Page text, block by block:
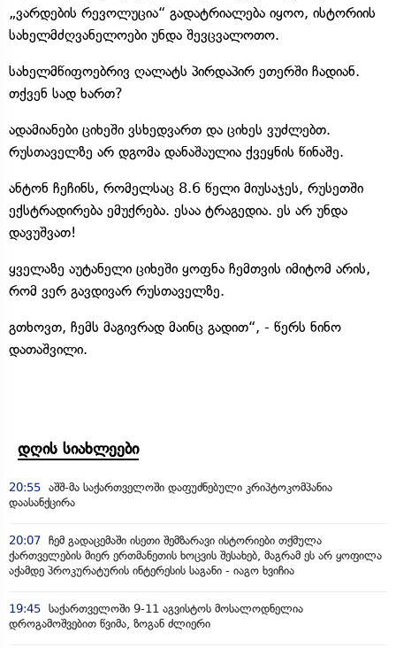
„ვარდების რევოლუცია“ გადატრიალება იყოო, ისტორიის
სახელმძღვანელოები უნდა შევცვალოთო.
სახელმწიფოებრივ ღალატს პირდაპირ ეთერში ჩადიან.
თქვენ სად ხართ?
ადამიანები ციხეში ვსხედვართ და ციხეს ვუძლებთ.
რუსთაველზე არ დგომა დანაშაულია ქვეყნის წინაშე.
ანტონ ჩეჩინს, რომელსაც 8.6 წელი მიუსაჯეს, რუსეთში
ექსტრადირება ემუქრება. ესაა ტრაგედია. ეს არ უნდა
დავუშვათ!
ყველაზე აუტანელი ციხეში ყოფნა ჩემთვის იმიტომ არის,
რომ ვერ გავდივარ რუსთაველზე.
გთხოვთ, ჩემს მაგივრად მაინც გადით“, - წერს ნინო
დათაშვილი.
დღის სიახლეები
20:55 აშშ-მა საქართველოში დაფუძნებული კრიპტოკომპანია
დაასანქცირა
20:07 ჩემ გადაცემაში ისეთი შემზარავი ისტორიები თქმულა
ქართველების მიერ ერთმანეთის ხოცვის შესახებ, მაგრამ ეს არ ყოფილა
აქამდე პროკურატურის ინტერესის საგანი - იაგო ხვიჩია
19:45 საქართველოში 9-11 აგვისტოს მოსალოდნელია
დროგამოშვებით წვიმა, ზოგან ძლიერი